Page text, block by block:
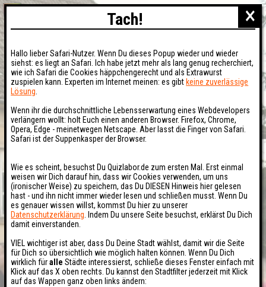
×
Tach!
Hallo lieber Safari-Nutzer. Wenn Du dieses Popup wieder und wieder
siehst: es liegt an Safari. Ich habe jetzt mehr als lang genug recherchiert,
wie ich Safari die Cookies häppchengerecht und als Extrawurst
zuspielen kann. Experten im Internet meinen: es gibt keine zuverlässige
Lösung
Wenn ihr die durchschnittliche Lebensserwartung eines Webdevelopers
verlängern wollt: holt Euch einen anderen Browser. Firefox, Chrome,
Opera, Edge - meinetwegen Netscape. Aber lasst die Finger von Safari.
Safari ist der Suppenkasper der Browser.
Wie es scheint, besuchst Du Quizlabor.de zum ersten Mal. Erst einmal
weisen wir Dich darauf hin, dass wir Cookies verwenden, um uns
(ironischer Weise) zu speichern, das Du DIESEN Hinweis hier gelesen
hast - und ihn nicht immer wieder lesen und schließen musst. Wenn Du
es genauer wissen willst, kommst Du hier zu unserer
Datenschutzerklärung . Indem Du unsere Seite besuchst, erklärst Du Dich
damit einverstanden.
VIEL wichtiger ist aber, dass Du Deine Stadt wählst, damit wir die Seite
für Dich so übersichtlich wie möglich halten können. Wenn Du Dich
wirklich füralle Städte interessierst, schließe dieses Fenster einfach mit
Klick auf das X oben rechts. Du kannst den Stadtfilter jederzeit mit Klick
auf das Wappen ganz oben links ändern: